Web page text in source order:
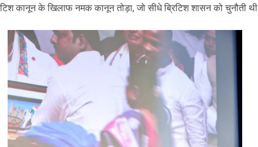
कानून के खिलाफ नमक कानून तोड़ा, जो सीधे ब्रिटिश शासन को चुनौती